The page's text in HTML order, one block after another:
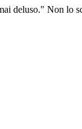
deluso." Non